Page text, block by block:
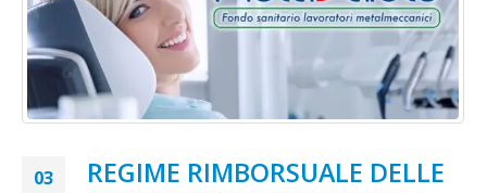
03
REGIME RIMBORSUALE DELLE